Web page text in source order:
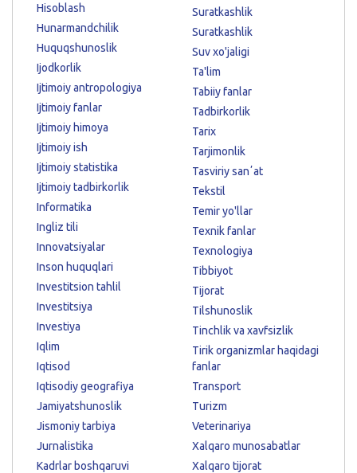
Hisoblash
Hunarmandchilik
Huquqshunoslik
Ijodkorlik
Ijtimoiy antropologiya
Ijtimoiy fanlar
Ijtimoiy himoya
Ijtimoiy ish
Ijtimoiy statistika
Ijtimoiy tadbirkorlik
Informatika
Ingliz tili
Innovatsiyalar
Inson huquqlari
Investitsion tahlil
Investitsiya
Investiya
Iqlim
Iqtisod
Iqtisodiy geografiya
Jamiyatshunoslik
Jismoniy tarbiya
Jurnalistika
Kadrlar boshqaruvi
Suratkashlik
Suratkashlik
Suv xo'jaligi
Ta'lim
Tabiiy fanlar
Tadbirkorlik
Tarix
Tarjimonlik
Tasviriy sanʼat
Tekstil
Temir yo'llar
Texnik fanlar
Texnologiya
Tibbiyot
Tijorat
Tilshunoslik
Tinchlik va xavfsizlik
Tirik organizmlar haqidagi
fanlar
Transport
Turizm
Veterinariya
Xalqaro munosabatlar
Xalqaro tijorat